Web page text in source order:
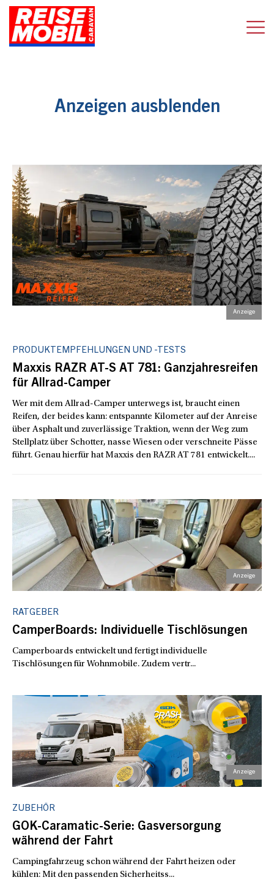
Anzeigen ausblenden
PRODUKTEMPFEHLUNGEN UND -TESTS
Maxxis RAZR AT-S AT 781: Ganzjahresreifen
für Allrad-Camper
Wer mit dem Allrad-Camper unterwegs ist, braucht einen
Reifen, der beides kann: entspannte Kilometer auf der Anreise
über Asphalt und zuverlässige Traktion, wenn der Weg zum
Stellplatz über Schotter, nasse Wiesen oder verschneite Pässe
führt. Genau hierfür hat Maxxis den RAZR AT 781 entwickelt....
RATGEBER
CamperBoards: Individuelle Tischlösungen
Camperboards entwickelt und fertigt individuelle
Tischlösungen für Wohnmobile. Zudem vertr...
ZUBEHÖR
GOK-Caramatic-Serie: Gasversorgung
während der Fahrt
Campingfahrzeug schon während der Fahrt heizen oder
kühlen: Mit den passenden Sicherheitss...